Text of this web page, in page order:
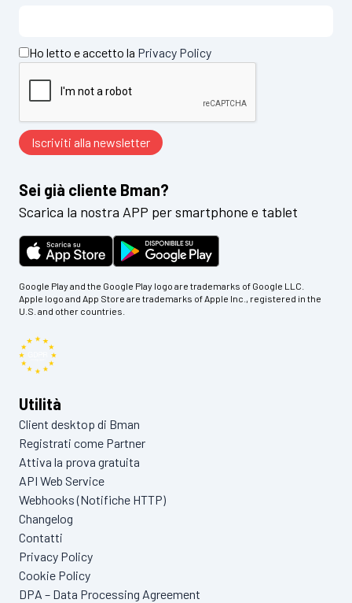
Ho letto e accetto la Privacy Policy
Sei già cliente Bman?
Scarica la nostra APP per smartphone e tablet
Google Play and the Google Play logo are trademarks of Google LLC.
Apple logo and App Store are trademarks of Apple Inc., registered in the
U.S. and other countries.
Utilità
Client desktop di Bman
Registrati come Partner
Attiva la prova gratuita
API Web Service
Webhooks (Notifiche HTTP)
Changelog
Contatti
Privacy Policy
Cookie Policy
DPA – Data Processing Agreement